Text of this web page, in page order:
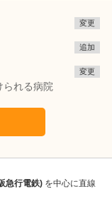
変更
追加
られる病院
変更
急行電鉄) を中心に直線